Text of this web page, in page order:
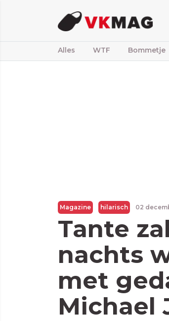
Alles WTF Bommetje
Magazine hilarisch 02
Tante
nachts
met
Michael